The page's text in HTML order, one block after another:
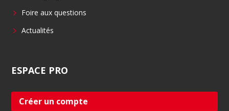
Foire aux questions
Actualités
ESPACE PRO
Créer un compte